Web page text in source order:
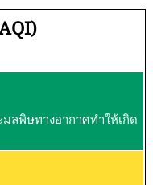
ลพิษทางอากาศทำให้เกิด